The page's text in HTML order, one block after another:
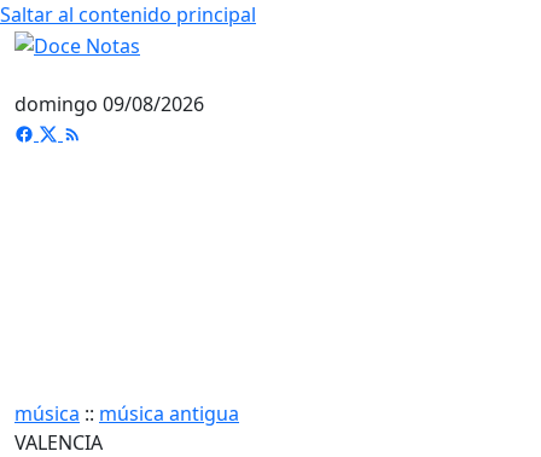
Saltar al contenido principal
domingo 09/08/2026
música :: música antigua
VALENCIA